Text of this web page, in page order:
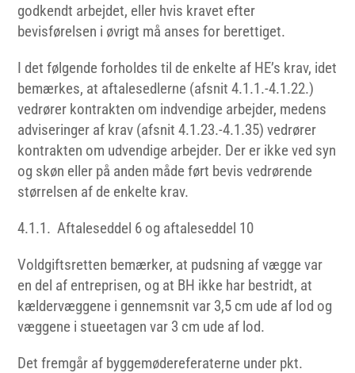
godkendt arbejdet, eller hvis kravet efter
bevisførelsen i øvrigt må anses for berettiget.
I det følgende forholdes til de enkelte af HE’s krav, idet
bemærkes, at aftalesedlerne (afsnit 4.1.1.-4.1.22.)
vedrører kontrakten om indvendige arbejder, medens
adviseringer af krav (afsnit 4.1.23.-4.1.35) vedrører
kontrakten om udvendige arbejder. Der er ikke ved syn
og skøn eller på anden måde ført bevis vedrørende
størrelsen af de enkelte krav.
4.1.1. Aftaleseddel 6 og aftaleseddel 10
Voldgiftsretten bemærker, at pudsning af vægge var
en del af entreprisen, og at BH ikke har bestridt, at
kældervæggene i gennemsnit var 3,5 cm ude af lod og
væggene i stueetagen var 3 cm ude af lod.
Det fremgår af byggemødereferaterne under pkt.